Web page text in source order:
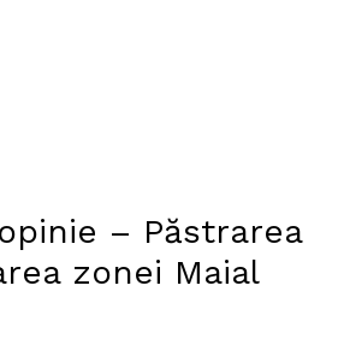
– Păstrarea
zonei Maial